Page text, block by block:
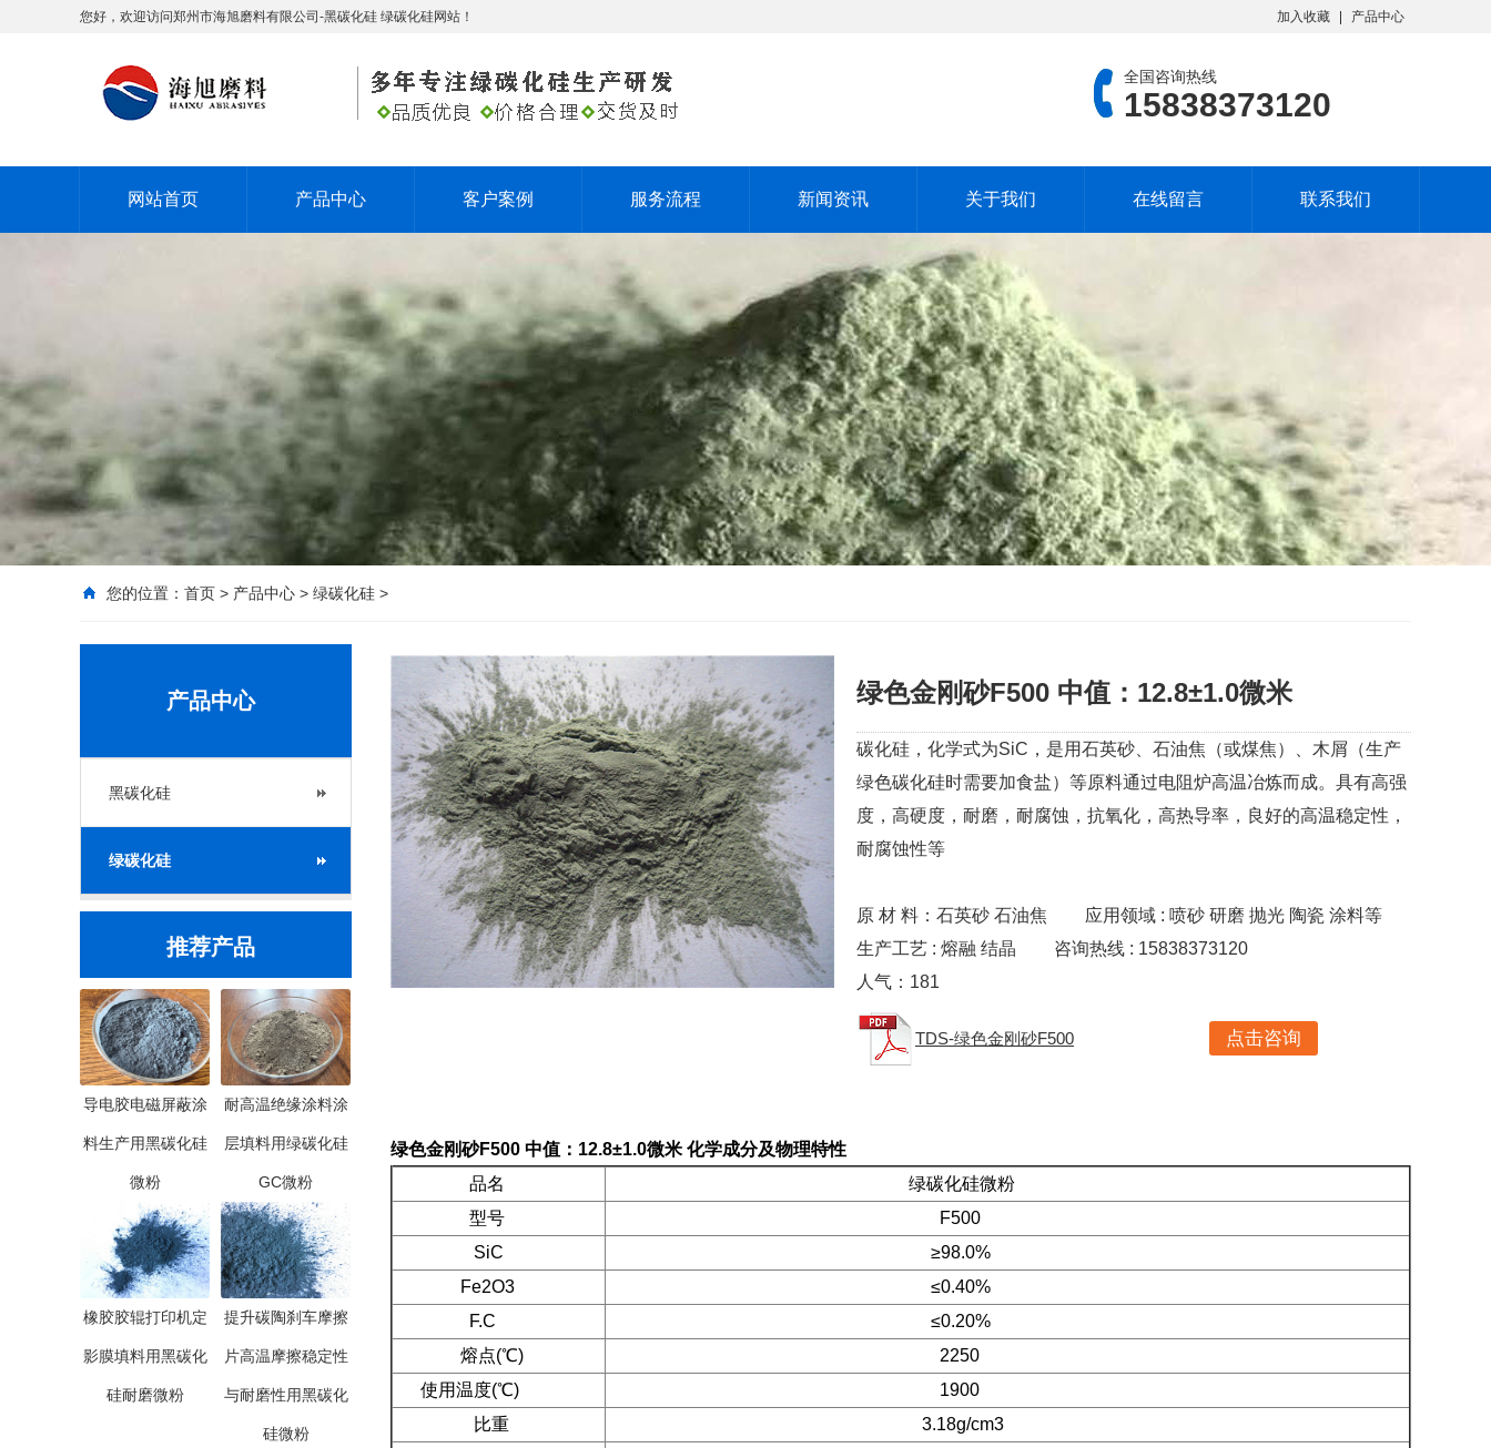
您好，欢迎访问郑州市海旭磨料有限公司-黑碳化硅 绿碳化硅网站！ 加入收藏 产品中心
全国咨询热线
15838373120
网站首页 产品中心 客户案例 服务流程 新闻资讯 关于我们 在线留言 联系我们
您的位置： 首页 > 产品中心 > 绿碳化硅 >
产品中心
黑碳化硅
绿碳化硅
推荐产品
导电胶电磁屏蔽涂
料生产用黑碳化硅
微粉
耐高温绝缘涂料涂
层填料用绿碳化硅
GC微粉
橡胶胶辊打印机定
影膜填料用黑碳化
硅耐磨微粉
提升碳陶刹车摩擦
片高温摩擦稳定性
与耐磨性用黑碳化
硅微粉
绿色金刚砂F500 中值：12.8±1.0微米
碳化硅，化学式为SiC，是用石英砂、石油焦（或煤焦）、木屑（生产
绿色碳化硅时需要加食盐）等原料通过电阻炉高温冶炼而成。具有高强
度，高硬度，耐磨，耐腐蚀，抗氧化，高热导率，良好的高温稳定性，
耐腐蚀性等
原 材 料：石英砂 石油焦
应用领域 : 喷砂 研磨 抛光 陶瓷 涂料等
生产工艺 : 熔融 结晶
咨询热线 : 15838373120
人气： 181
TDS-绿色金刚砂F500 点击咨询
绿色金刚砂F500 中值：12.8±1.0微米 化学成分及物理特性
品名
绿碳化硅微粉
型号
F500
SiC
≥98.0%
Fe2O3
≤0.40%
F.C
≤0.20%
熔点(℃)
2250
使用温度(℃)
1900
比重
3.18g/cm3